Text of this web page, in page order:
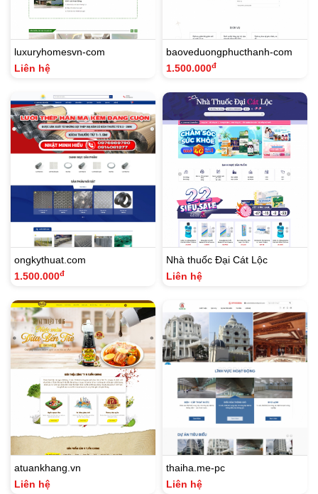
luxuryhomesvn-com
Liên hệ
baoveduongphucthanh-com
1.500.000đ
ongkythuat.com
1.500.000đ
Nhà thuốc Đại Cát Lộc
Liên hệ
atuankhang.vn
Liên hệ
thaiha.me-pc
Liên hệ